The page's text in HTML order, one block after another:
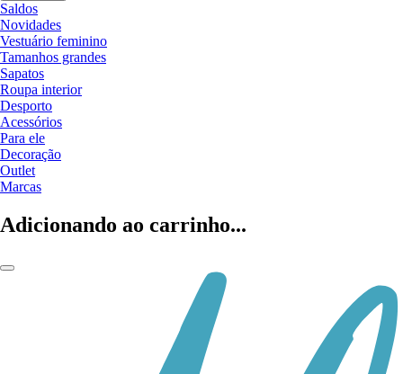
Saldos
Novidades
Vestuário feminino
Tamanhos grandes
Sapatos
Roupa interior
Desporto
Acessórios
Para ele
Decoração
Outlet
Marcas
Adicionando ao carrinho...